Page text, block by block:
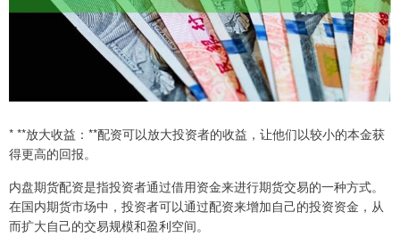
* **放大收益：**配资可以放大投资者的收益，让他们以较小的本金获
得更高的回报。
内盘期货配资是指投资者通过借用资金来进行期货交易的一种方式。
在国内期货市场中，投资者可以通过配资来增加自己的投资资金，从
而扩大自己的交易规模和盈利空间。